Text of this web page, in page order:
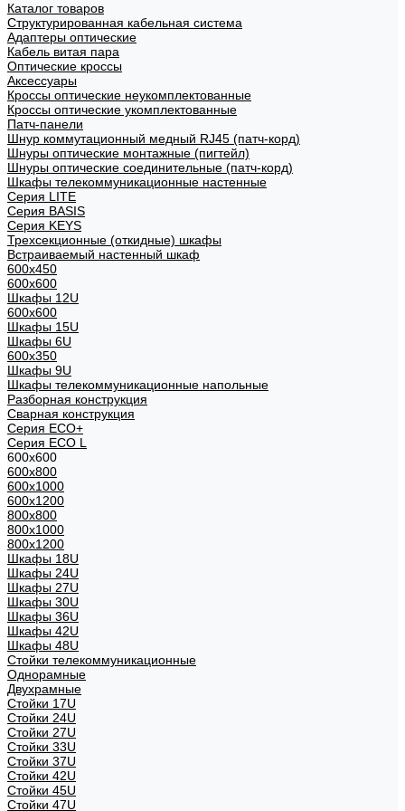
Каталог товаров
Структурированная кабельная система
Адаптеры оптические
Кабель витая пара
Оптические кроссы
Аксессуары
Кроссы оптические неукомплектованные
Кроссы оптические укомплектованные
Патч-панели
Шнур коммутационный медный RJ45 (патч-корд)
Шнуры оптические монтажные (пигтейл)
Шнуры оптические соединительные (патч-корд)
Шкафы телекоммуникационные настенные
Cерия LITE
Cерия BASIS
Cерия KEYS
Трехсекционные (откидные) шкафы
Встраиваемый настенный шкаф
600x450
600x600
Шкафы 12U
600x600
Шкафы 15U
Шкафы 6U
600x350
Шкафы 9U
Шкафы телекоммуникационные напольные
Разборная конструкция
Сварная конструкция
Серия ECO+
Серия ECO L
600x600
600x800
600х1000
600х1200
800x800
800х1000
800х1200
Шкафы 18U
Шкафы 24U
Шкафы 27U
Шкафы 30U
Шкафы 36U
Шкафы 42U
Шкафы 48U
Стойки телекоммуникационные
Однорамные
Двухрамные
Стойки 17U
Стойки 24U
Стойки 27U
Стойки 33U
Стойки 37U
Стойки 42U
Стойки 45U
Стойки 47U